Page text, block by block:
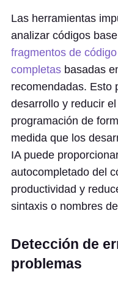
Las herramientas
analizar códigos
fragmentos de
completas basadas
recomendadas. Esto
desarrollo y reducir
programación de
medida que los
IA puede
autocompletado del
productividad y
sintaxis o nombres
Detección de
problemas